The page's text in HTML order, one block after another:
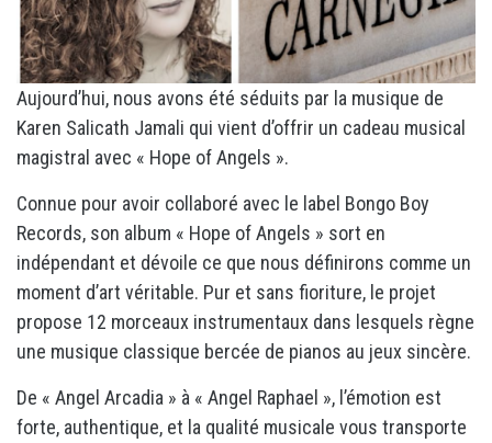
Aujourd’hui, nous avons été séduits par la musique de
Karen Salicath Jamali qui vient d’offrir un cadeau musical
magistral avec « Hope of Angels ».
Connue pour avoir collaboré avec le label Bongo Boy
Records, son album « Hope of Angels » sort en
indépendant et dévoile ce que nous définirons comme un
moment d’art véritable. Pur et sans fioriture, le projet
propose 12 morceaux instrumentaux dans lesquels règne
une musique classique bercée de pianos au jeux sincère.
De « Angel Arcadia » à « Angel Raphael », l’émotion est
forte, authentique, et la qualité musicale vous transporte